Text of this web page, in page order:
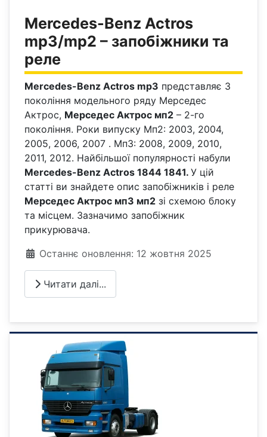
Mercedes-Benz Actros
mp3/mp2 – запобіжники та
реле
Mercedes-Benz Actros mp3 представляє 3
покоління модельного ряду Мерседес
Актрос, Мерседес Актрос мп2 – 2-го
покоління. Роки випуску Мп2: 2003, 2004,
2005, 2006, 2007 . Мп3: 2008, 2009, 2010,
2011, 2012. Найбільшої популярності набули
Mercedes-Benz Actros 1844 1841. У цій
статті ви знайдете опис запобіжників і реле
Мерседес Актрос мп3 мп2 зі схемою блоку
та місцем. Зазначимо запобіжник
прикурювача.
Деталі
Останнє оновлення: 12 жовтня 2025
Читати далі...